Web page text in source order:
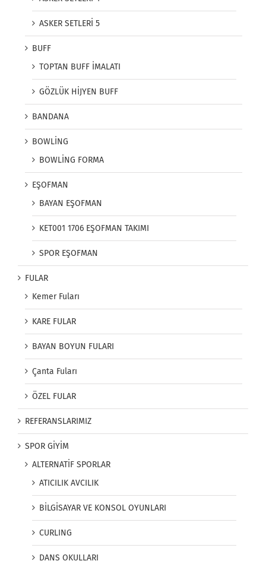
ASKER SETLERİ 5
BUFF
TOPTAN BUFF İMALATI
GÖZLÜK HİJYEN BUFF
BANDANA
BOWLİNG
BOWLİNG FORMA
EŞOFMAN
BAYAN EŞOFMAN
KET001 1706 EŞOFMAN TAKIMI
SPOR EŞOFMAN
FULAR
Kemer Fuları
KARE FULAR
BAYAN BOYUN FULARI
Çanta Fuları
ÖZEL FULAR
REFERANSLARIMIZ
SPOR GİYİM
ALTERNATİF SPORLAR
ATICILIK AVCILIK
BİLGİSAYAR VE KONSOL OYUNLARI
CURLING
DANS OKULLARI